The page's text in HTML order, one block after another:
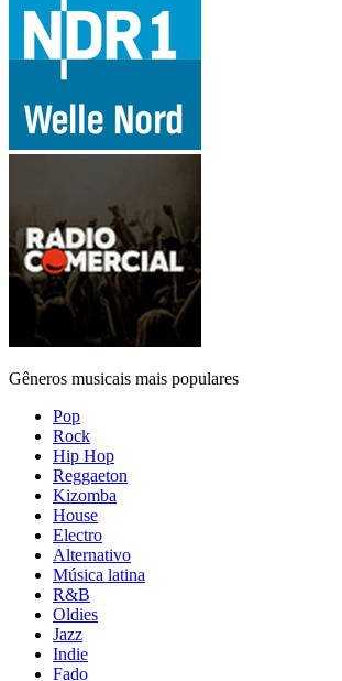
Gêneros musicais mais populares
Pop
Rock
Hip Hop
Reggaeton
Kizomba
House
Electro
Alternativo
Música latina
R&B
Oldies
Jazz
Indie
Fado